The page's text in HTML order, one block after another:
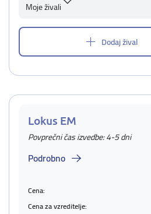
Moje živali
Dodaj žival
Lokus EM
Povprečni čas izvedbe: 4-5 dni
Podrobno
Cena:
Cena za vzreditelje: